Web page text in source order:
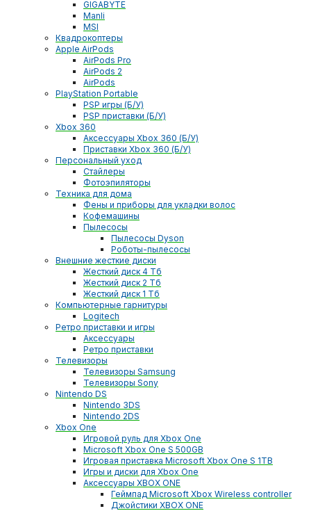
GIGABYTE
Manli
MSI
Квадрокоптеры
Apple AirPods
AirPods Pro
AirPods 2
AirPods
PlayStation Portable
PSP игры (Б/У)
PSP приставки (Б/У)
Xbox 360
Аксессуары Xbox 360 (Б/У)
Приставки Xbox 360 (Б/У)
Персональный уход
Стайлеры
Фотоэпиляторы
Техника для дома
Фены и приборы для укладки волос
Кофемашины
Пылесосы
Пылесосы Dyson
Роботы-пылесосы
Внешние жесткие диски
Жесткий диск 4 Тб
Жесткий диск 2 Тб
Жесткий диск 1 Тб
Компьютерные гарнитуры
Logitech
Ретро приставки и игры
Аксессуары
Ретро приставки
Телевизоры
Телевизоры Samsung
Телевизоры Sony
Nintendo DS
Nintendo 3DS
Nintendo 2DS
Xbox One
Игровой руль для Xbox One
Microsoft Xbox One S 500GB
Игровая приставка Microsoft Xbox One S 1TB
Игры и диски для Xbox One
Аксессуары XBOX ONE
Геймпад Microsoft Xbox Wireless controller
Джойстики XBOX ONE